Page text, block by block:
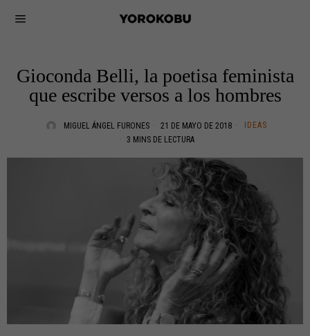
Gioconda Belli, la poetisa feminista
que escribe versos a los hombres
MIGUEL ÁNGEL FURONES 21 DE MAYO DE 2018
IDEAS
3 MINS DE LECTURA